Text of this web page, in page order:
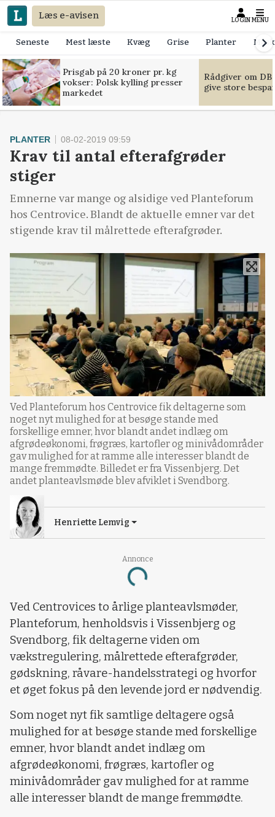
Læs e-avisen LOGIN MENU
Seneste Mest læste Kvæg Grise Planter
Prisgab på 20 kroner pr. kg
vokser: Polsk kylling presser
markedet
Rådgiver om
give store
Annonce
Loading...
PLANTER 08-02-2019 09:59
Krav til antal efterafgrøder
stiger
Emnerne var mange og alsidige ved Planteforum
hos Centrovice. Blandt de aktuelle emner var det
stigende krav til målrettede efterafgrøder.
Ved Planteforum hos Centrovice fik deltagerne som
noget nyt mulighed for at besøge stande med
forskellige emner, hvor blandt andet indlæg om
afgrødeøkonomi, frøgræs, kartofler og minivådområder
gav mulighed for at ramme alle interesser blandt de
mange fremmødte. Billedet er fra Vissenbjerg. Det
andet planteavlsmøde blev afviklet i Svendborg.
Henriette Lemvig
Ved Centrovices to årlige planteavlsmøder,
Planteforum, henholdsvis i Vissenbjerg og
Svendborg, fik deltagerne viden om
vækstregulering, målrettede efterafgrøder,
gødskning, råvare-handelsstrategi og hvorfor
et øget fokus på den levende jord er nødvendig.
Som noget nyt fik samtlige deltagere også
mulighed for at besøge stande med forskellige
emner, hvor blandt andet indlæg om
afgrødeøkonomi, frøgræs, kartofler og
minivådområder gav mulighed for at ramme
alle interesser blandt de mange fremmødte.